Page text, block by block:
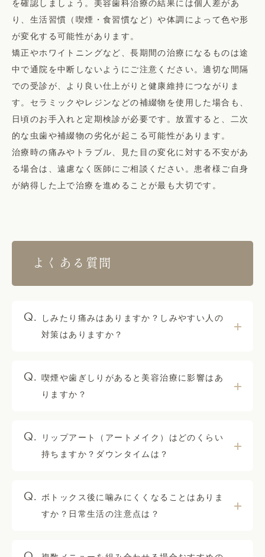
を確認しましょう。美容歯科治療の結果には個人差があ
り、生活習慣（喫煙・食習慣など）や体調によって色や形
が変化する可能性があります。
矯正やホワイトニングなど、長期間の治療になるものは途
中で通院を中断しないようにご注意ください。適切な間隔
での受診が、より良い仕上がりと健康維持につながりま
す。セラミックやレジンなどの補綴物を使用した場合も、
日頃のお手入れと定期検診が必要です。放置すると、二次
的な虫歯や補綴物の劣化が起こる可能性があります。
治療時の痛みやトラブル、見た目の変化に対する不安があ
る場合は、遠慮なく医師にご相談ください。患者様ご自身
が納得した上で治療を進めることが最も大切です。
よくある質問
しみたり痛みはありますか？しみやすい人の
対策はありますか？
喫煙や歯ぎしりがあると美容治療に影響はあ
りますか？
リップアート（アートメイク）はどのくらい
持ちますか？ダウンタイムは？
ボトックス後に噛みにくくなることはありま
すか？日常生活の注意点は？